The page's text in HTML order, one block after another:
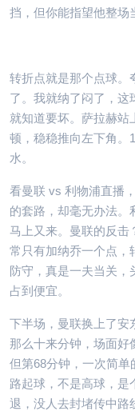
挡，但你能指望他整场
转折点就是那个点球。
了。我就纳了闷了，这
就知道要坏。萨拉赫站
顿，稳稳推向左下角。
水。
看曼联 vs 利物浦直播
的套路，却毫无办法。
马上又来。曼联的反击
常只有加纳乔一个点，
防守，真是一夫当关，
占到便宜。
下半场，曼联换上了安
那么十来分钟，场面好
但第68分钟，一次简
路起球，不是高球，是
退，没人去封堵传中路